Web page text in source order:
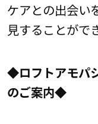
ケアとの出会い
見することがで
◆ロフトアモパ
のご案内◆